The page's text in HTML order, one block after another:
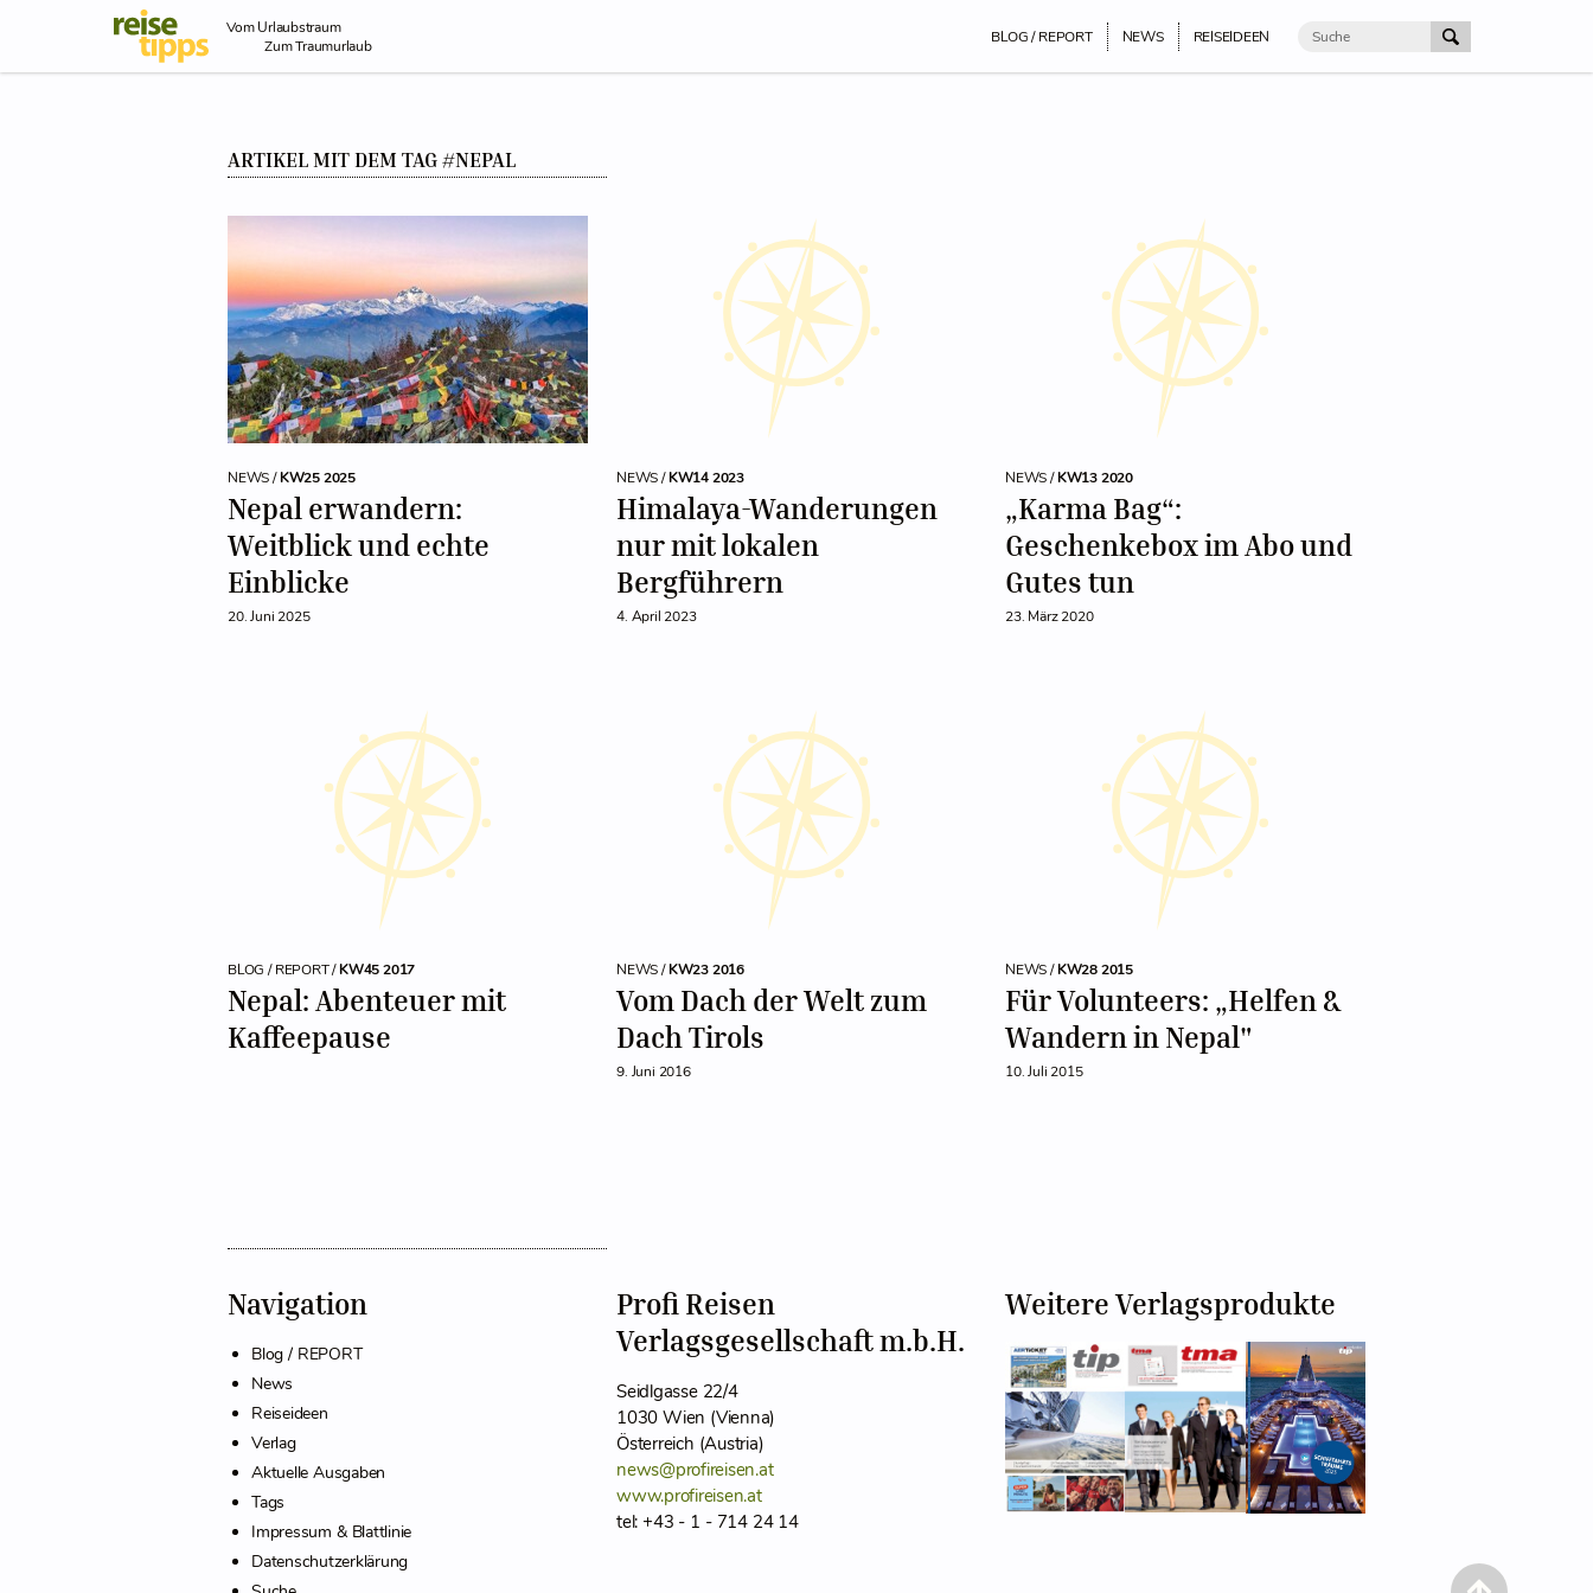
Skip to Content
Vom Urlaubstraum
Zum Traumurlaub
BLOG / REPORT NEWS REISEIDEEN
ARTIKEL MIT DEM TAG #NEPAL
NEWS /KW25 2025
Nepal erwandern:
Weitblick und echte
Einblicke
20. Juni 2025
NEWS /KW14 2023
Himalaya-Wanderungen
nur mit lokalen
Bergführern
4. April 2023
NEWS /KW13 2020
„Karma Bag“:
Geschenkebox im Abo und
Gutes tun
23. März 2020
BLOG / REPORT /KW45 2017
Nepal: Abenteuer mit
Kaffeepause
NEWS /KW23 2016
Vom Dach der Welt zum
Dach Tirols
9. Juni 2016
NEWS /KW28 2015
Für Volunteers: „Helfen &
Wandern in Nepal"
10. Juli 2015
Navigation
Blog / REPORT
News
Reiseideen
Verlag
Aktuelle Ausgaben
Tags
Impressum & Blattlinie
Datenschutzerklärung
Profi Reisen
Verlagsgesellschaft m.b.H.
Seidlgasse 22/4
1030 Wien (Vienna)
Österreich (Austria)
news@profireisen.at
www.profireisen.at
tel: +43 - 1 - 714 24 14
Weitere Verlagsprodukte